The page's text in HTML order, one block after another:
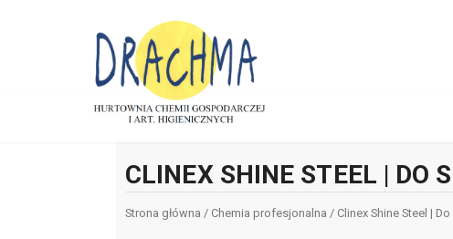
CLINEX SHINE STEEL | DO
Strona główna / Chemia profesjonalna / Clinex Shine Steel |